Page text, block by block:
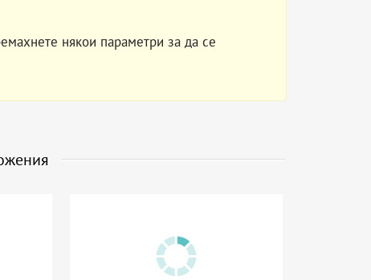
някои параметри за да се